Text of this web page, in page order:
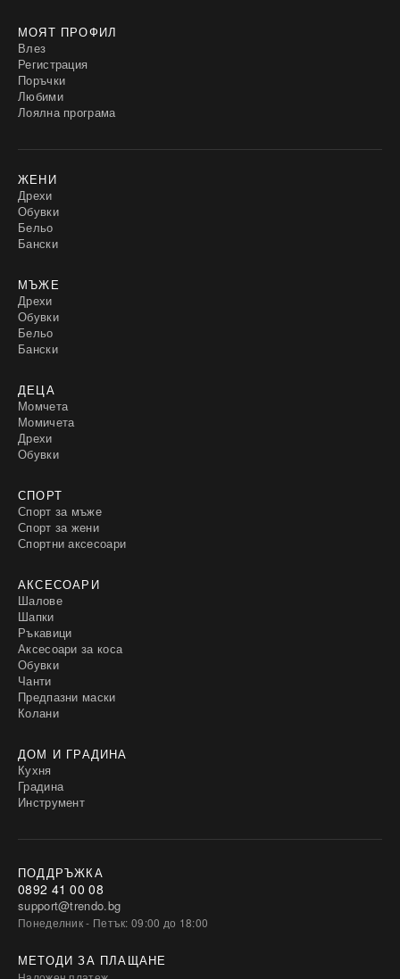
МОЯТ ПРОФИЛ
Влез
Регистрация
Поръчки
Любими
Лоялна програма
ЖЕНИ
Дрехи
Обувки
Бельо
Бански
МЪЖЕ
Дрехи
Обувки
Бельо
Бански
ДЕЦА
Момчета
Момичета
Дрехи
Обувки
СПОРТ
Спорт за мъже
Спорт за жени
Спортни аксесоари
АКСЕСОАРИ
Шалове
Шапки
Ръкавици
Аксесоари за коса
Обувки
Чанти
Предпазни маски
Колани
ДОМ И ГРАДИНА
Кухня
Градина
Инструмент
ПОДДРЪЖКА
0892 41 00 08
support@trendo.bg
Понеделник - Петък: 09:00 до 18:00
МЕТОДИ ЗА ПЛАЩАНЕ